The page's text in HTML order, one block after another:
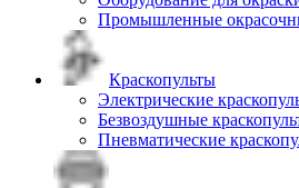
Промышленные
Краскопульты
Электрические
Безвоздушные
Пневматические